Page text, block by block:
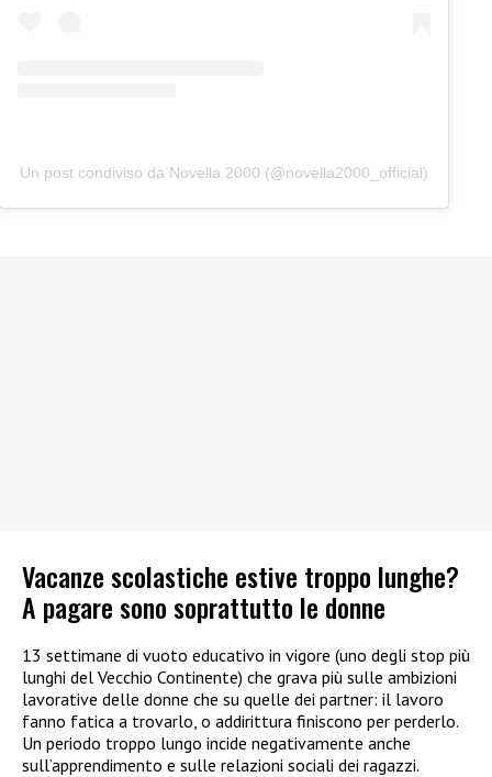
Un post condiviso da Novella 2000 (@novella2000_official)
Vacanze scolastiche estive troppo lunghe?
A pagare sono soprattutto le donne
13 settimane di vuoto educativo in vigore (uno degli stop più
lunghi del Vecchio Continente) che grava più sulle ambizioni
lavorative delle donne che su quelle dei partner: il lavoro
fanno fatica a trovarlo, o addirittura finiscono per perderlo.
Un periodo troppo lungo incide negativamente anche
sull’apprendimento e sulle relazioni sociali dei ragazzi.